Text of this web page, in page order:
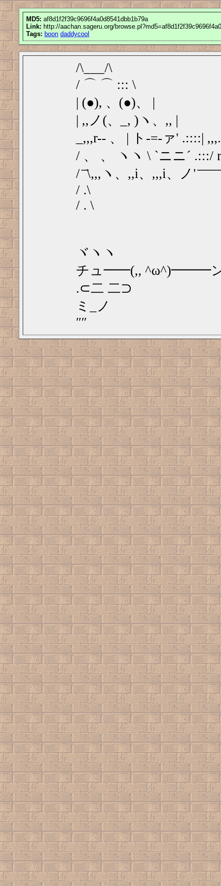
MD5: af8d1f2f39c9696f4a0d8541dbb1b79a
Link: http://aachan.sageru.org/
Tags: boon daddycool
/\___/\
/ ⌒ ⌒ ::: \
| (●), 、(●)、 |
| ,,ノ(、_, )ヽ、,, |
_,,,r-- 、 | ト‐=‐ァ' .::::|
/ 、 、 ヽヽ \ `ニニ´
/ ̄ ̄\,,,ヽ、,,i、,,,i、ノ'
/ .\
/ . \
ヾヽヽ
チュ━━(,, ^ω^)━━━
.⊂二 二⊃
ミ_ノ
″″